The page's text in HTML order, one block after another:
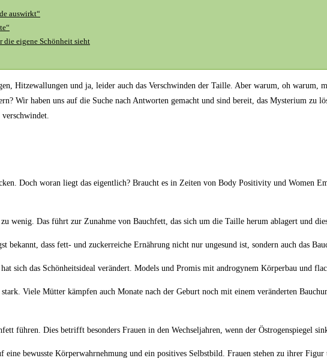
auswirkt“
die eigene Schönheit sieht
Hitzewallungen und ja, leider auch das Verschwinden der Taille. Aber warum, oh warum,
Wir haben uns auf die Suche nach Antworten gemacht und sind bereit, das Mysterium zu
Doch woran liegt das eigentlich? Braucht es in Zeiten von Body Positivity und Women
wenig. Das führt zur Zunahme von Bauchfett, das sich um die Taille herum ablagert und
dass fett- und zuckerreiche Ernährung nicht nur ungesund ist, sondern auch das
sich das Schönheitsideal verändert. Models und Promis mit androgynem Körperbau und
Viele Mütter kämpfen auch Monate nach der Geburt noch mit einem veränderten
führen. Dies betrifft besonders Frauen in den Wechseljahren, wenn der Östrogenspiegel
bewusste Körperwahrnehmung und ein positives Selbstbild. Frauen stehen zu ihrer Figur